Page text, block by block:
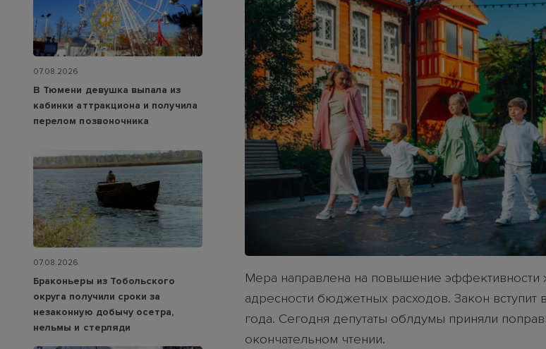
Мера направлена на повышение
адресности бюджетных расходов. Закон вступит
года. Сегодня депутаты облдумы приняли
окончательном чтении.
07.08.2026
В Тюмени девушка выпала из
кабинки аттракциона и получила
перелом позвоночника
07.08.2026
Браконьеры из Тобольского
округа получили сроки за
незаконную добычу осетра,
нельмы и стерляди